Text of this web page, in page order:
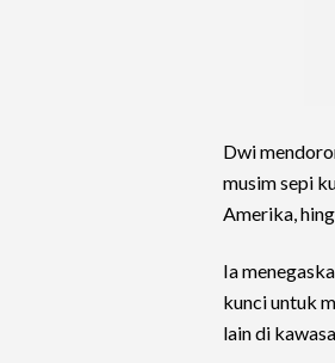
Dwi
musim sepi
Amerika,
Ia
kunci untuk
lain di